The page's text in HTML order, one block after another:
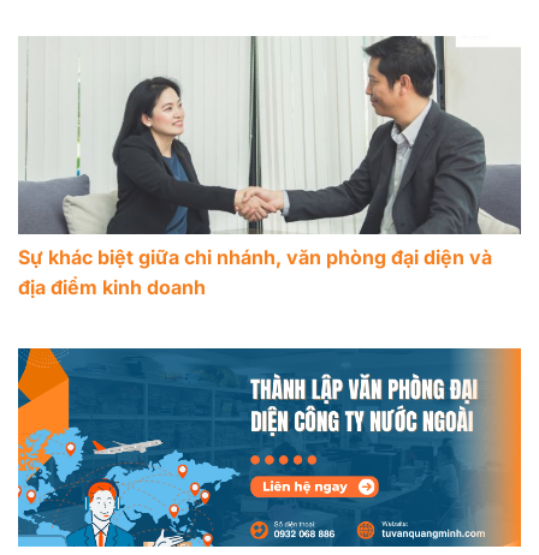
Sự khác biệt giữa chi nhánh, văn phòng đại diện và
địa điểm kinh doanh